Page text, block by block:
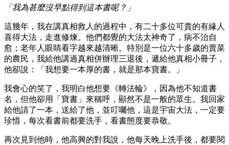
「我為甚麼沒早點得到這本書呢？」
這幾年，我在講真相救人的過程中，有二十多位可貴的有緣人
喜得大法，走進修煉。他們都覺的大法太神奇了，病不治自
愈；老年人眼睛看字越來越清晰。特別是一位六十多歲的賣菜
的農民，我給他講過真相併辦理三退後，遞給他真相小冊子，
他卻說：「我想要一本厚的書，就是那本寶書。」
我會心的笑了，我明白他想要《轉法輪》，因為他不知道書
名，但他卻用「寶書」來稱呼，顯然不是一般的眾生。我回家
給他請了一本，送給了他，並叮囑他，這是宇宙大法，一定要
珍惜，每次看書前都要洗手，看書態度要恭敬。
再次見到他時，他高興的對我說，他每天晚上洗手後，都要閱